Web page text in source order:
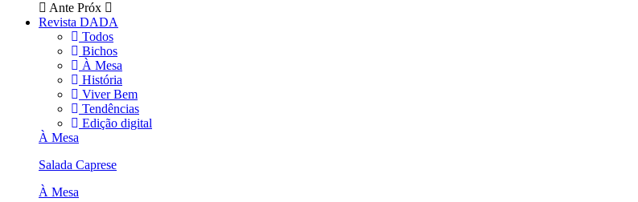
Ante Próx
Revista DADA
Todos
Bichos
À Mesa
História
Viver Bem
Tendências
Edição digital
À Mesa
Salada Caprese
À Mesa